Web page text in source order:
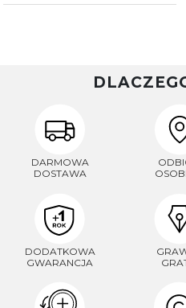
DARMOWA
DOSTAWA
DODATKOWA
GWARANCJA